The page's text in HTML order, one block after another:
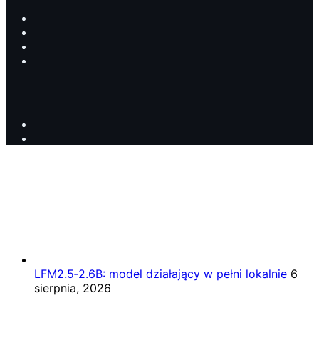
LFM2.5‑2.6B: model działający w pełni lokalnie 6
sierpnia, 2026